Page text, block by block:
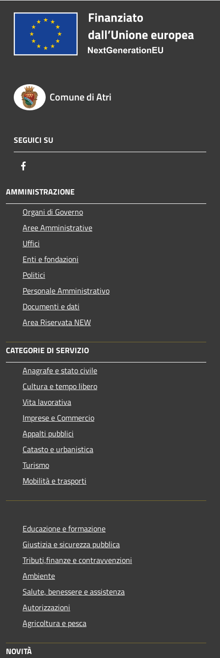
Comune di Atri
SEGUICI SU
AMMINISTRAZIONE
Organi di Governo
Aree Amministrative
Uffici
Enti e fondazioni
Politici
Personale Amministrativo
Documenti e dati
Area Riservata NEW
CATEGORIE DI SERVIZIO
Anagrafe e stato civile
Cultura e tempo libero
Vita lavorativa
Imprese e Commercio
Appalti pubblici
Catasto e urbanistica
Turismo
Mobilità e trasporti
Educazione e formazione
Giustizia e sicurezza pubblica
Tributi,finanze e contravvenzioni
Ambiente
Salute, benessere e assistenza
Autorizzazioni
Agricoltura e pesca
NOVITÀ